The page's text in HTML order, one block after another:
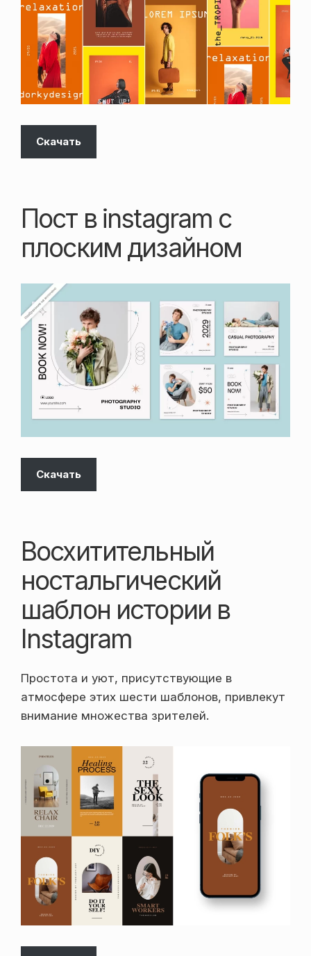
Скачать
Пост в instagram с
плоским дизайном
Скачать
Восхитительный
ностальгический
шаблон истории в
Instagram
Простота и уют, присутствующие в
атмосфере этих шести шаблонов, привлекут
внимание множества зрителей.